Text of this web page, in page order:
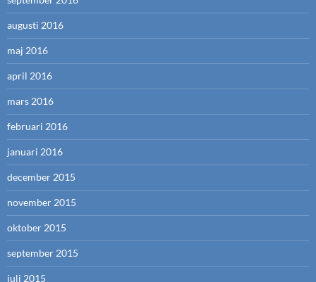
augusti 2016
maj 2016
april 2016
mars 2016
februari 2016
januari 2016
december 2015
november 2015
oktober 2015
september 2015
juli 2015